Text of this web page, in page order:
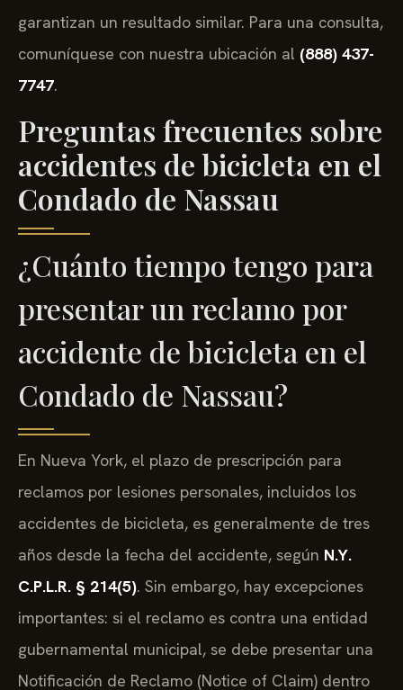
garantizan un resultado similar. Para una consulta,
comuníquese con nuestra ubicación al (888) 437-
7747.
Preguntas frecuentes sobre
accidentes de bicicleta en el
Condado de Nassau
¿Cuánto tiempo tengo para
presentar un reclamo por
accidente de bicicleta en el
Condado de Nassau?
En Nueva York, el plazo de prescripción para
reclamos por lesiones personales, incluidos los
accidentes de bicicleta, es generalmente de tres
años desde la fecha del accidente, según N.Y.
C.P.L.R. § 214(5). Sin embargo, hay excepciones
importantes: si el reclamo es contra una entidad
gubernamental municipal, se debe presentar una
Notificación de Reclamo (Notice of Claim) dentro